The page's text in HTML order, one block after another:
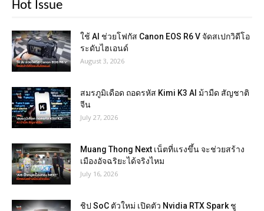
Hot Issue
ใช้ AI ช่วยโฟกัส Canon EOS R6 V จัดสเปกวิดีโอ
ระดับไฮเอนด์
August 3, 2026
สมรภูมิเดือด ถอดรหัส Kimi K3 AI ม้ามืด สัญชาติ
จีน
July 27, 2026
Muang Thong Next เน็ตที่แรงขึ้น จะช่วยสร้าง
เมืองอัจฉริยะได้จริงไหม
July 16, 2026
ชิป SoC ตัวใหม่ เปิดตัว Nvidia RTX Spark ชู